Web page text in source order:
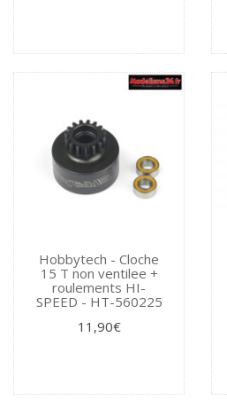
Hobbytech - Cloche
15 T non ventilee +
roulements HI-
SPEED - HT-560225
11,90€